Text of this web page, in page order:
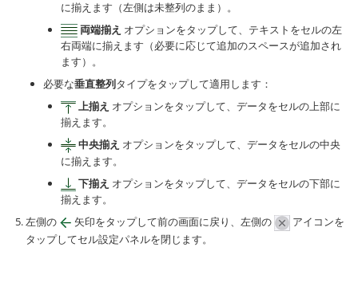
に揃えます（左側は未整列のまま）。
両端揃え オプションをタップして、テキストをセルの左
右両端に揃えます（必要に応じて追加のスペースが追加され
ます）。
必要な垂直整列タイプをタップして適用します：
上揃え オプションをタップして、データをセルの上部に
揃えます。
中央揃え オプションをタップして、データをセルの中央
に揃えます。
下揃え オプションをタップして、データをセルの下部に
揃えます。
左側の
矢印をタップして前の画面に戻り、左側の
アイコンを
タップしてセル設定パネルを閉じます。